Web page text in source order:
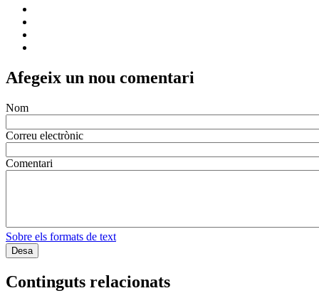
Afegeix un nou comentari
Nom
Correu electrònic
Comentari
Sobre els formats de text
Continguts relacionats